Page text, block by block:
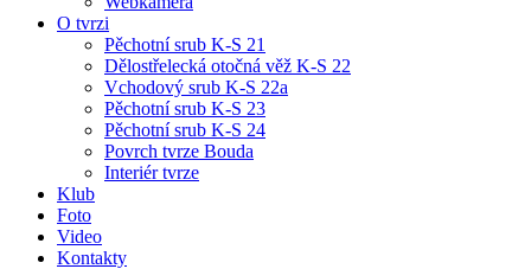
O tvrzi
Pěchotní srub K-S 21
Dělostřelecká otočná věž K-S 22
Vchodový srub K-S 22a
Pěchotní srub K-S 23
Pěchotní srub K-S 24
Povrch tvrze Bouda
Interiér tvrze
Klub
Foto
Video
Kontakty